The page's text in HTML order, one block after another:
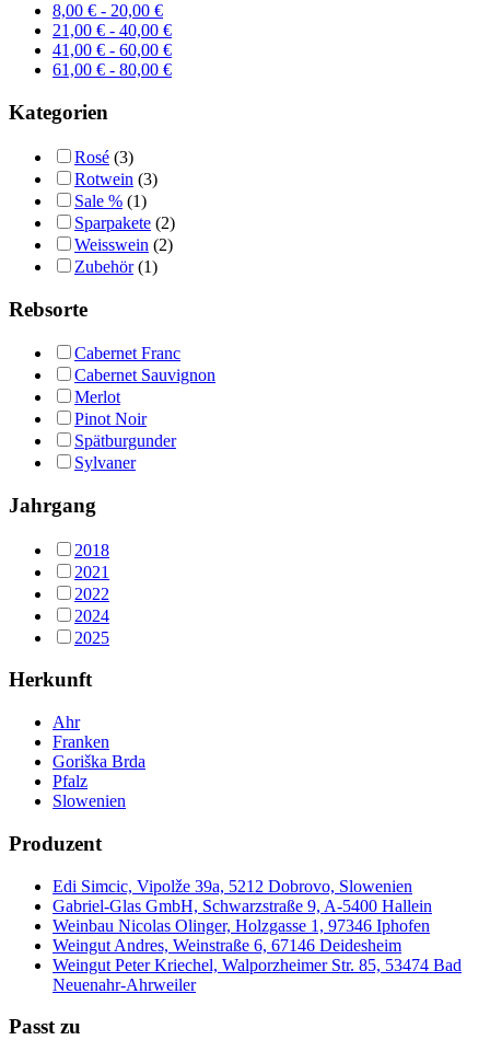
8,00 € - 20,00 €
21,00 € - 40,00 €
41,00 € - 60,00 €
61,00 € - 80,00 €
Kategorien
Rosé (3)
Rotwein (3)
Sale % (1)
Sparpakete (2)
Weisswein (2)
Zubehör (1)
Rebsorte
Cabernet Franc
Cabernet Sauvignon
Merlot
Pinot Noir
Spätburgunder
Sylvaner
Jahrgang
2018
2021
2022
2024
2025
Herkunft
Ahr
Franken
Goriška Brda
Pfalz
Slowenien
Produzent
Edi Simcic, Vipolže 39a, 5212 Dobrovo, Slowenien
Gabriel-Glas GmbH, Schwarzstraße 9, A-5400 Hallein
Weinbau Nicolas Olinger, Holzgasse 1, 97346 Iphofen
Weingut Andres, Weinstraße 6, 67146 Deidesheim
Weingut Peter Kriechel, Walporzheimer Str. 85, 53474 Bad
Neuenahr-Ahrweiler
Passt zu